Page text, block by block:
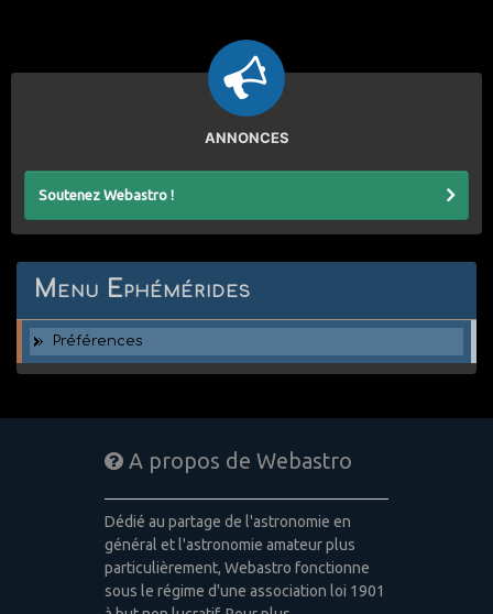
ANNONCES
Soutenez Webastro !
Menu Ephémérides
Préférences
A propos de Webastro
Dédié au partage de l'astronomie en
général et l'astronomie amateur plus
particulièrement, Webastro fonctionne
sous le régime d'une association loi 1901